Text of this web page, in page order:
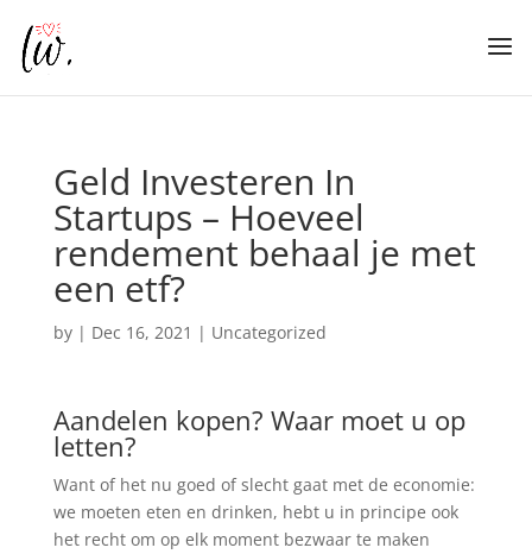
Geld Investeren In
Startups – Hoeveel
rendement behaal je met
een etf?
by | Dec 16, 2021 | Uncategorized
Aandelen kopen? Waar moet u op
letten?
Want of het nu goed of slecht gaat met de economie:
we moeten eten en drinken, hebt u in principe ook
het recht om op elk moment bezwaar te maken